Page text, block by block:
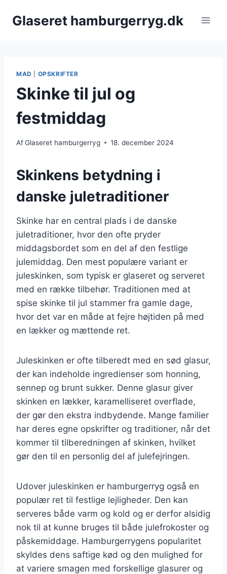
Glaseret hamburgerryg.dk
MAD OPSKRIFTER
Skinke til jul og
festmiddag
AfGlaseret hamburgerryg 18. december 2024
Skinkens betydning i
danske juletraditioner
Skinke har en central plads i de danske
juletraditioner, hvor den ofte pryder
middagsbordet som en del af den festlige
julemiddag. Den mest populære variant er
juleskinken, som typisk er glaseret og serveret
med en række tilbehør. Traditionen med at
spise skinke til jul stammer fra gamle dage,
hvor det var en måde at fejre højtiden på med
en lækker og mættende ret.
Juleskinken er ofte tilberedt med en sød glasur,
der kan indeholde ingredienser som honning,
sennep og brunt sukker. Denne glasur giver
skinken en lækker, karamelliseret overflade,
der gør den ekstra indbydende. Mange familier
har deres egne opskrifter og traditioner, når det
kommer til tilberedningen af skinken, hvilket
gør den til en personlig del af julefejringen.
Udover juleskinken er hamburgerryg også en
populær ret til festlige lejligheder. Den kan
serveres både varm og kold og er derfor alsidig
nok til at kunne bruges til både julefrokoster og
påskemiddage. Hamburgerrygens popularitet
skyldes dens saftige kød og den mulighed for
at variere smagen med forskellige glasurer og